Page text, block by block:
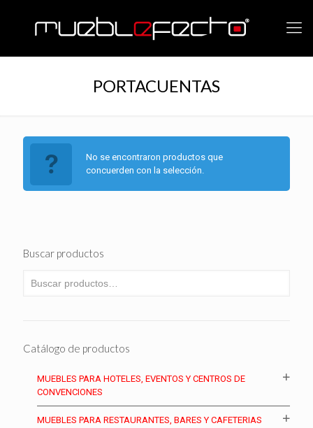
PORTACUENTAS
No se encontraron productos que
concuerden con la selección.
Buscar productos
Catálogo de productos
MUEBLES PARA HOTELES, EVENTOS Y CENTROS DE
CONVENCIONES
MUEBLES PARA RESTAURANTES, BARES Y CAFETERIAS